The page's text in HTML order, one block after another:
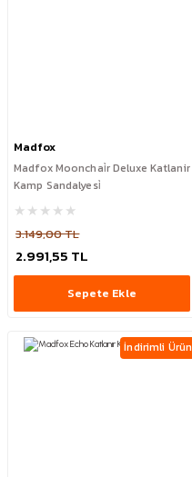
Madfox
Madfox Moonchai̇r Deluxe Katlanir
Kamp Sandalyesi̇
3.149,00 TL
2.991,55 TL
Sepete Ekle
İndirimli Ürün